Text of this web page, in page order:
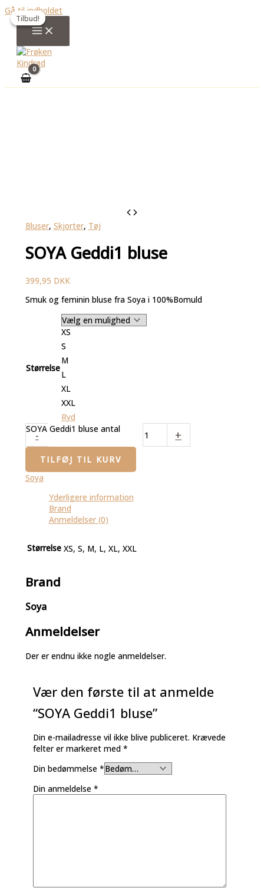
Gå til indholdet
Bluser, Skjorter, Tøj
SOYA Geddi1 bluse
399,95 DKK
Smuk og feminin bluse fra Soya i 100%Bomuld
Størrelse
XS
S
M
L
XL
XXL
Ryd
-
SOYA Geddi1 bluse antal +
TILFØJ TIL KURV
Soya
Yderligere information
Brand
Anmeldelser (0)
Størrelse XS, S, M, L, XL, XXL
Brand
Soya
Anmeldelser
Der er endnu ikke nogle anmeldelser.
Vær den første til at anmelde
“SOYA Geddi1 bluse”
Din e-mailadresse vil ikke blive publiceret. Krævede
felter er markeret med*
Din bedømmelse*
Din anmeldelse*
Tilbud!
Tilbud!